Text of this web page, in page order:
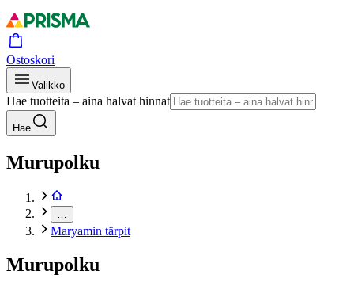
Ostoskori
Valikko
Hae tuotteita – aina halvat hinnat
Hae
Murupolku
Maryamin tärpit
Murupolku